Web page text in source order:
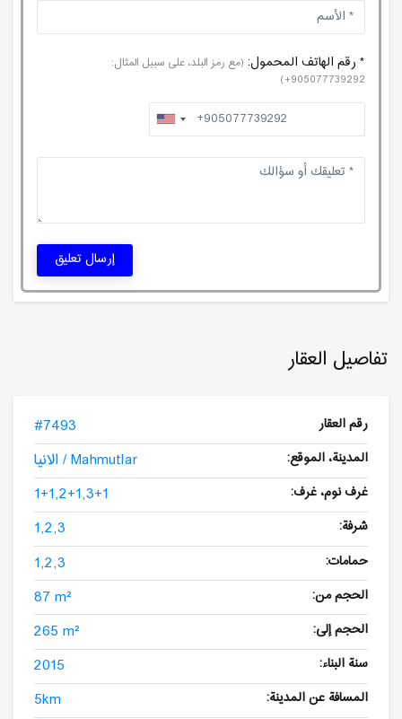
تفاصيل العقار
رقم العقار #7493
المدينة، الموقع: الانيا / Mahmutlar
غرف نوم، غرف: 1+1,2+1,3+1
شرفة: 1,2,3
حمامات: 1,2,3
الحجم من: 87 m²
الحجم إلى: 265 m²
سنة البناء: 2015
المسافة عن المدينة: 5km
* رقم الهاتف المحمول: (مع رمز البلد، على سبيل المثال:
905077739292+)
إرسال تعليق